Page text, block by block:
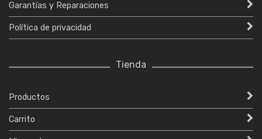
Garantías y Reparaciones
Política de privacidad
Tienda
Productos
Carrito